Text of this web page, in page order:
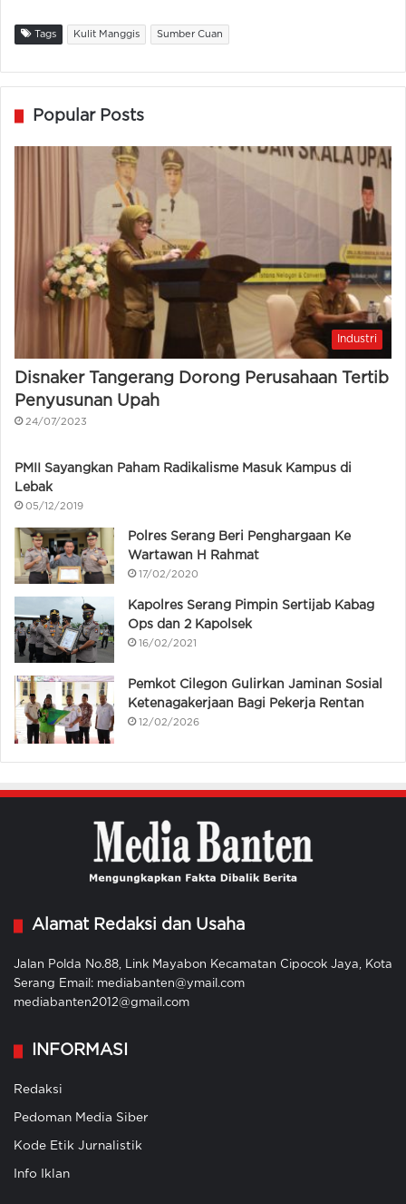
Tags Kulit Manggis Sumber Cuan
Popular Posts
Industri
Disnaker Tangerang Dorong Perusahaan Tertib
Penyusunan Upah
24/07/2023
PMII Sayangkan Paham Radikalisme Masuk Kampus di
Lebak
05/12/2019
Polres Serang Beri Penghargaan Ke
Wartawan H Rahmat
17/02/2020
Kapolres Serang Pimpin Sertijab Kabag
Ops dan 2 Kapolsek
16/02/2021
Pemkot Cilegon Gulirkan Jaminan Sosial
Ketenagakerjaan Bagi Pekerja Rentan
12/02/2026
Alamat Redaksi dan Usaha
Jalan Polda No.88, Link Mayabon Kecamatan Cipocok Jaya, Kota
Serang Email: mediabanten@ymail.com
mediabanten2012@gmail.com
INFORMASI
Redaksi
Pedoman Media Siber
Kode Etik Jurnalistik
Info Iklan